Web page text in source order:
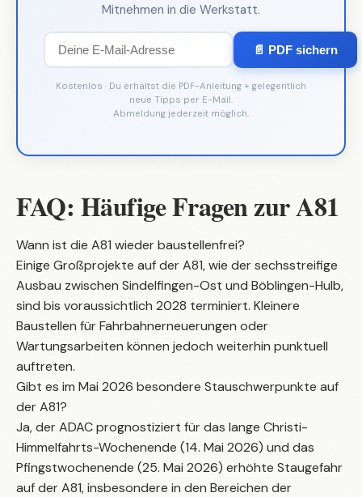
Mitnehmen in die Werkstatt.
📄 PDF sichern
Kostenlos · Du erhältst die PDF-Anleitung + gelegentlich
neue Tipps per E-Mail.
Abmeldung jederzeit möglich.
FAQ: Häufige Fragen zur A81
Wann ist die A81 wieder baustellenfrei?
Einige Großprojekte auf der A81, wie der sechsstreifige
Ausbau zwischen Sindelfingen-Ost und Böblingen-Hulb,
sind bis voraussichtlich 2028 terminiert. Kleinere
Baustellen für Fahrbahnerneuerungen oder
Wartungsarbeiten können jedoch weiterhin punktuell
auftreten.
Gibt es im Mai 2026 besondere Stauschwerpunkte auf
der A81?
Ja, der ADAC prognostiziert für das lange Christi-
Himmelfahrts-Wochenende (14. Mai 2026) und das
Pfingstwochenende (25. Mai 2026) erhöhte Staugefahr
auf der A81, insbesondere in den Bereichen der